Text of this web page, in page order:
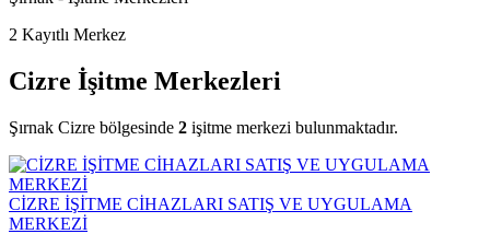
2 Kayıtlı Merkez
Cizre İşitme Merkezleri
Şırnak Cizre bölgesinde 2 işitme merkezi bulunmaktadır.
CİZRE İŞİTME CİHAZLARI SATIŞ VE UYGULAMA
MERKEZİ